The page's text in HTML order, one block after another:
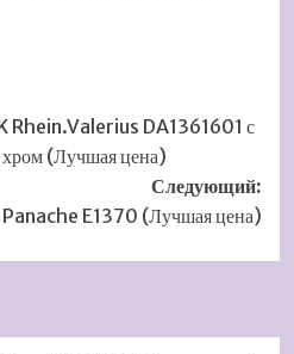
Rhein.Valerius DA1361601 с
(Лучшая цена)
Следующий:
E1370 (Лучшая цена)